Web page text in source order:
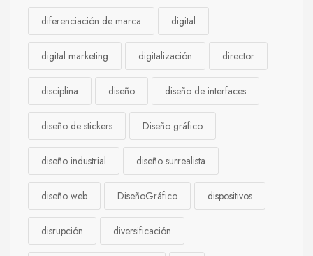
diferenciación de marca digital
digital marketing digitalización director
disciplina diseño diseño de interfaces
diseño de stickers Diseño gráfico
diseño industrial diseño surrealista
diseño web DiseñoGráfico dispositivos
disrupción diversificación